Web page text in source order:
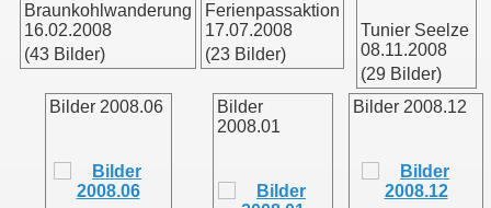
Braunkohlwanderung
16.02.2008
(43 Bilder)
Ferienpassaktion
17.07.2008
(23 Bilder)
Tunier Seelze
08.11.2008
(29 Bilder)
Bilder 2008.06
Bilder
2008.01
Bilder 2008.12